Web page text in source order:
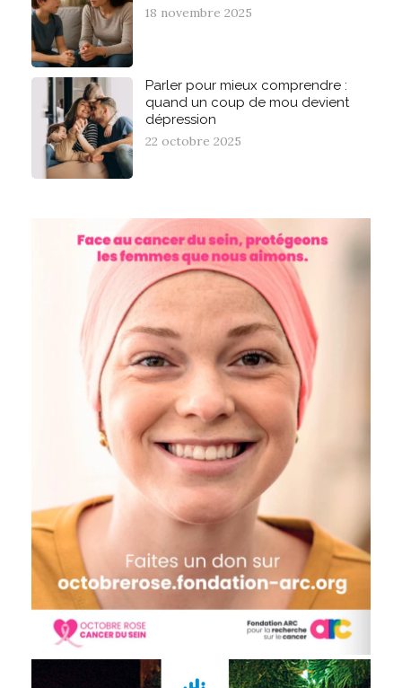
18 novembre 2025
Parler pour mieux comprendre :
quand un coup de mou devient
dépression
22 octobre 2025